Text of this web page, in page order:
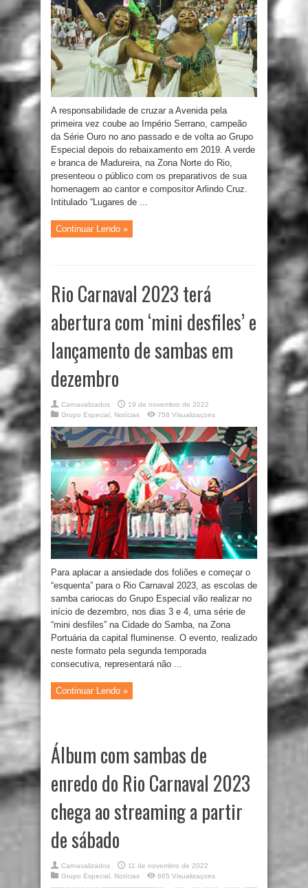
A responsabilidade de cruzar a Avenida pela
primeira vez coube ao Império Serrano, campeão
da Série Ouro no ano passado e de volta ao Grupo
Especial depois do rebaixamento em 2019. A verde
e branca de Madureira, na Zona Norte do Rio,
presenteou o público com os preparativos de sua
homenagem ao cantor e compositor Arlindo Cruz.
Intitulado “Lugares de ...
Continuar Lendo »
Rio Carnaval 2023 terá
abertura com ‘mini desfiles’ e
lançamento de sambas em
dezembro
Carnavalizados
19 de novembro de 2022
Grupo Especial
Notícias 758 Visualizaçoes
Para aplacar a ansiedade dos foliões e começar o
“esquenta” para o Rio Carnaval 2023, as escolas de
samba cariocas do Grupo Especial vão realizar no
início de dezembro, nos dias 3 e 4, uma série de
“mini desfiles” na Cidade do Samba, na Zona
Portuária da capital fluminense. O evento, realizado
neste formato pela segunda temporada
consecutiva, representará não ...
Continuar Lendo »
Álbum com sambas de
enredo do Rio Carnaval 2023
chega ao streaming a partir
de sábado
Carnavalizados
11 de novembro de 2022
Grupo Especial
Notícias 865 Visualizaçoes